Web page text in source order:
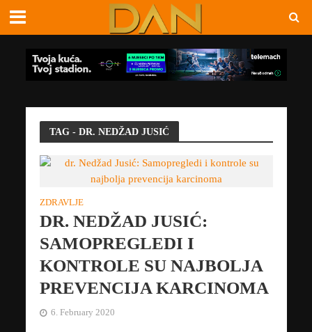
TAG - DR. NEDŽAD JUSIĆ
ZDRAVLJE
DR. NEDŽAD JUSIĆ:
SAMOPREGLEDI I
KONTROLE SU NAJBOLJA
PREVENCIJA KARCINOMA
6. February 2020